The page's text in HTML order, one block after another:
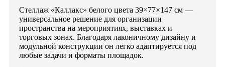
Стеллаж «Каллакс» белого цвета 39×77×147 см —
универсальное решение для организации
пространства на мероприятиях, выставках и
торговых зонах. Благодаря лаконичному дизайну и
модульной конструкции он легко адаптируется под
любые задачи и форматы площадок.